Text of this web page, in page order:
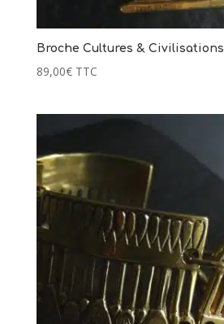
Broche Cultures & Civilisations
89,00€ TTC